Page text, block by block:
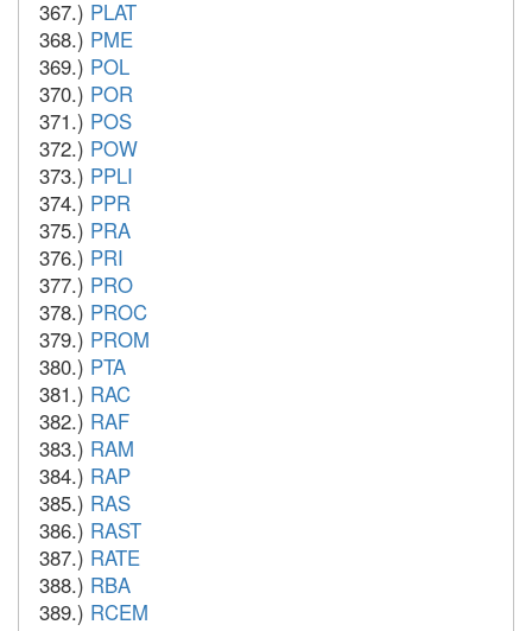
367.) PLAT
368.) PME
369.) POL
370.) POR
371.) POS
372.) POW
373.) PPLI
374.) PPR
375.) PRA
376.) PRI
377.) PRO
378.) PROC
379.) PROM
380.) PTA
381.) RAC
382.) RAF
383.) RAM
384.) RAP
385.) RAS
386.) RAST
387.) RATE
388.) RBA
389.) RCEM